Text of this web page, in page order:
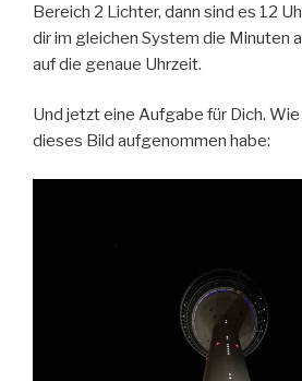
Bereich 2 Lichter, dann sind es 12
dir im gleichen System die Minuten
auf die genaue Uhrzeit.
Und jetzt eine Aufgabe für Dich.
dieses Bild aufgenommen habe: